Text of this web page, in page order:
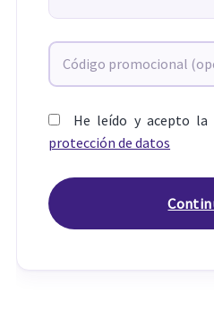
He leído y acepto la
protección de datos